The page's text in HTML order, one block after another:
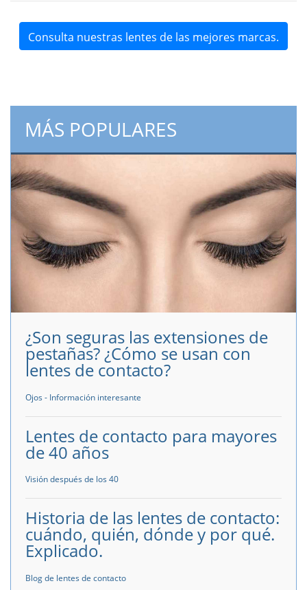
Consulta nuestras lentes de las mejores marcas.
MÁS POPULARES
¿Son seguras las extensiones de
pestañas? ¿Cómo se usan con
lentes de contacto?
Ojos - Información interesante
Lentes de contacto para mayores
de 40 años
Visión después de los 40
Historia de las lentes de contacto:
cuándo, quién, dónde y por qué.
Explicado.
Blog de lentes de contacto